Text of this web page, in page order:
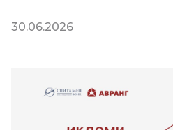
30.06.2026